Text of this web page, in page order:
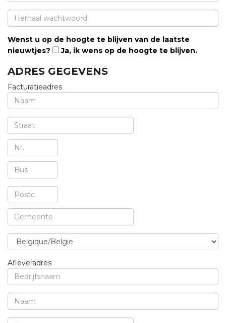
Wenst u op de hoogte te blijven van de laatste
nieuwtjes?
Ja, ik wens op de hoogte te blijven.
ADRES GEGEVENS
Facturatieadres
Afleveradres